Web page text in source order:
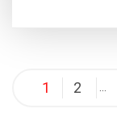
1 2 …